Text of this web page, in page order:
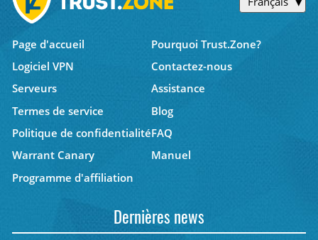
Page d'accueil
Pourquoi Trust.Zone?
Logiciel VPN
Contactez-nous
Serveurs
Assistance
Termes de service
Blog
Politique de confidentialitéFAQ
Warrant Canary
Manuel
Programme d'affiliation
Dernières news